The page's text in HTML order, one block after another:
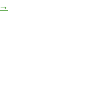
Vettel, impecable
→